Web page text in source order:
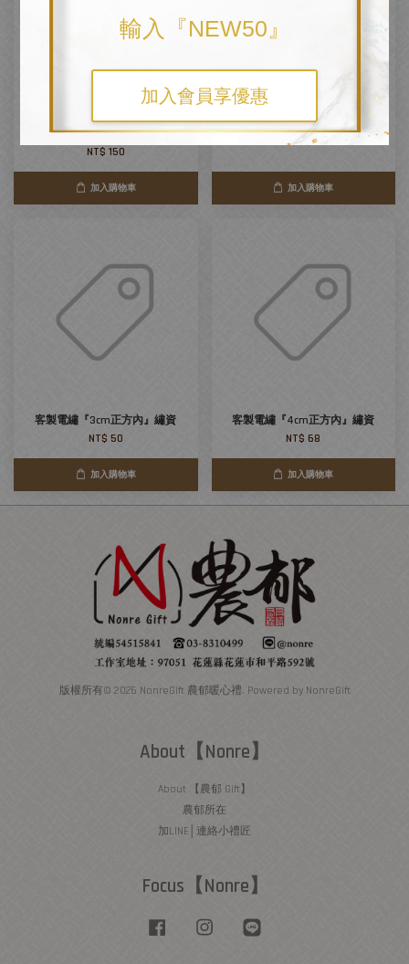
輸入『NEW50』
加入會員享優惠
加價「換色」服務-雙面款掛飾鑰
匙圈-雙面主圖不同配色
NT$ 150
加入購物車
客製電繡『5cm正方內』繡資
NT$ 86
加入購物車
客製電繡『3cm正方內』繡資
NT$ 50
加入購物車
客製電繡『4cm正方內』繡資
NT$ 68
加入購物車
版權所有© 2026 NonreGift 農郁暖心禮. Powered by NonreGift
About【Nonre】
About 【農郁 Gift】
農郁所在
加LINE│連絡小禮匠
Focus【Nonre】
Facebook Instagram